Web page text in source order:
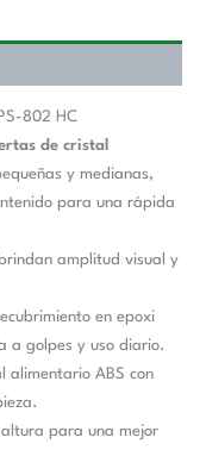
802 HC
de cristal
y medianas,
para una rápida
amplitud visual y
en epoxi
a golpes y uso diario.
alimentario ABS con
para una mejor